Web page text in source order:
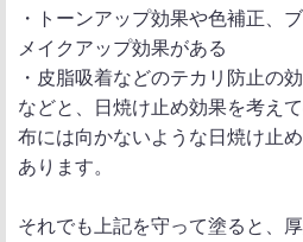
・トーンアップ効果や色補正、
メイクアップ効果がある
・皮脂吸着などのテカリ防止の
などと、日焼け止め効果を考え
布には向かないような日焼け止
あります。
それでも上記を守って塗ると、